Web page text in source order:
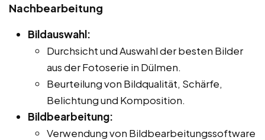
Nachbearbeitung
Bildauswahl:
Durchsicht und Auswahl der besten Bilder
aus der Fotoserie in Dülmen.
Beurteilung von Bildqualität, Schärfe,
Belichtung und Komposition.
Bildbearbeitung:
Verwendung von Bildbearbeitungssoftware